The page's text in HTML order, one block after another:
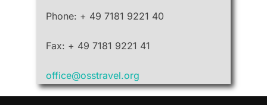
Phone: + 49 7181 9221 40
Fax: + 49 7181 9221 41
office@osstravel.org